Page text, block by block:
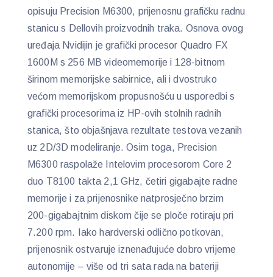
opisuju Precision M6300, prijenosnu grafičku radnu
stanicu s Dellovih proizvodnih traka. Osnova ovog
uređaja Nvidijin je grafički procesor Quadro FX
1600M s 256 MB videomemorije i 128-bitnom
širinom memorijske sabirnice, ali i dvostruko
većom memorijskom propusnošću u usporedbi s
grafički procesorima iz HP-ovih stolnih radnih
stanica, što objašnjava rezultate testova vezanih
uz 2D/3D modeliranje. Osim toga, Precision
M6300 raspolaže Intelovim procesorom Core 2
duo T8100 takta 2,1 GHz, četiri gigabajte radne
memorije i za prijenosnike natprosječno brzim
200-gigabajtnim diskom čije se ploče rotiraju pri
7.200 rpm. Iako hardverski odlično potkovan,
prijenosnik ostvaruje iznenađujuće dobro vrijeme
autonomije – više od tri sata rada na bateriji